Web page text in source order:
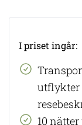
I priset ingår:
utflykter
10